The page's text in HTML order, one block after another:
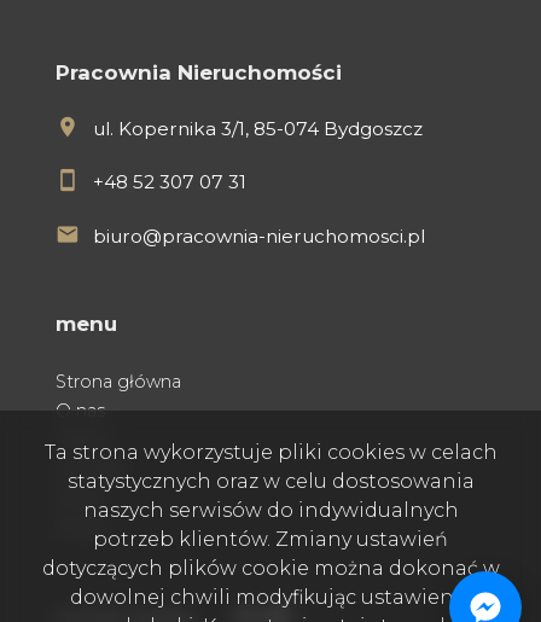
Pracownia Nieruchomości
ul. Kopernika 3/1, 85-074 Bydgoszcz
+48 52 307 07 31
biuro@pracownia-nieruchomosci.pl
menu
Strona główna
O nas
social media Facebook
Facebook
Facebook
Ta strona wykorzystuje pliki cookies w celach
statystycznych oraz w celu dostosowania
naszych serwisów do indywidualnych
potrzeb klientów. Zmiany ustawień
dotyczących plików cookie można dokonać w
dowolnej chwili modyfikując ustawienia